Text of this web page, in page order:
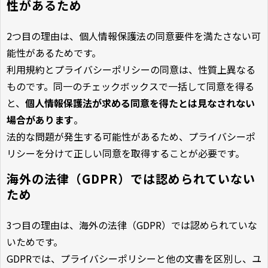
性があるため
2つ目の理由は、個人情報保護法の同意要件を満たさない可
能性があるためです。
利用規約とプライバシーポリシーの同意は、性質上異なる
ものです。同一のチェックボックスで一括して同意を得る
と、 個人情報保護法が求める同意を得たとは見なされない
場合があります。
法的な問題が発生する可能性があるため、プライバシーポ
リシーを分けて正しい同意を取得することが必要です。
海外の法律（GDPR）では認められていない
ため
3つ目の理由は、海外の法律（GDPR）では認められていな
いためです。
GDPRでは、プライバシーポリシーと他の文書を区別し、ユ